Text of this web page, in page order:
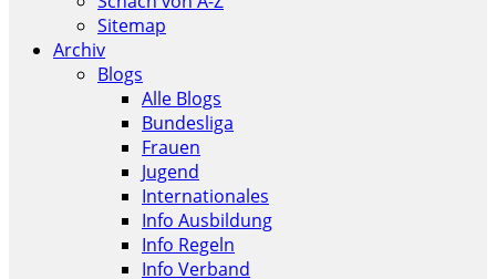
Sitemap
Archiv
Blogs
Alle Blogs
Bundesliga
Frauen
Jugend
Internationales
Info Ausbildung
Info Regeln
Info Verband